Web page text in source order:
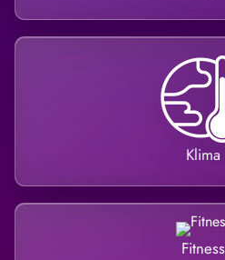
Klima
Fitness